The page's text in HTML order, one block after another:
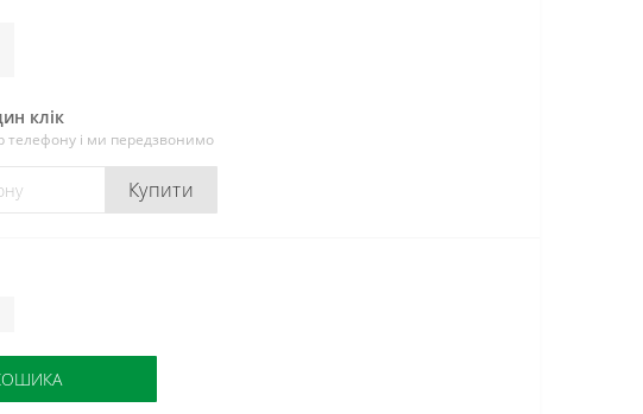
клік
телефону і ми передзвонимо
Купити